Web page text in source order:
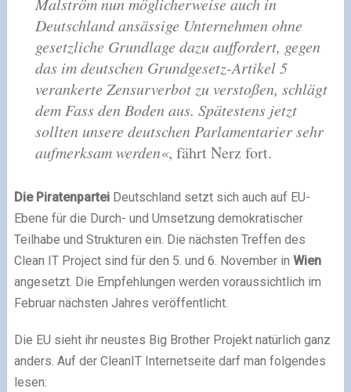
Deutschland ansässige Unternehmen ohne
gesetzliche Grundlage dazu auffordert, gegen
das im deutschen Grundgesetz-Artikel 5
verankerte Zensurverbot zu verstoßen, schlägt
dem Fass den Boden aus. Spätestens jetzt
sollten unsere deutschen Parlamentarier sehr
aufmerksam werden«, fährt Nerz fort.
Die PiratenparteiDeutschland setzt sich auch auf EU-
Ebene für die Durch- und Umsetzung demokratischer
Teilhabe und Strukturen ein. Die nächsten Treffen des
Clean IT Project sind für den 5. und 6. November in Wien
angesetzt. Die Empfehlungen werden voraussichtlich im
Februar nächsten Jahres veröffentlicht.
Die EU sieht ihr neustes Big Brother Projekt natürlich ganz
anders. Auf der CleanIT Internetseite darf man folgendes
lesen: